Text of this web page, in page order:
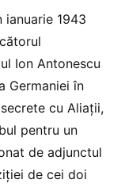
ianuarie 1943
Ion Antonescu
Germaniei în
cu Aliații,
pentru un
de adjunctul
de cei doi